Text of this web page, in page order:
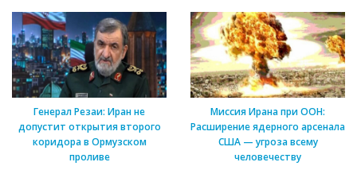
Генерал Резаи: Иран не
допустит открытия второго
коридора в Ормузском
проливе
Миссия Ирана при ООН:
Расширение ядерного арсенала
США — угроза всему
человечеству